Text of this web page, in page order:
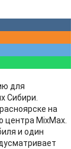
для
Сибири.
на
центра MixMax.
и один